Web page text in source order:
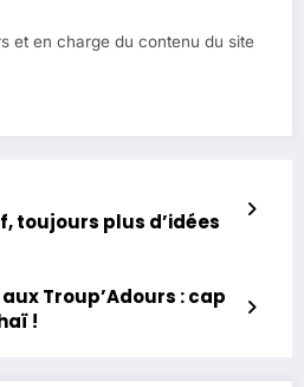
et en charge du contenu du site
toujours plus d’idées
Troup’Adours : cap
!